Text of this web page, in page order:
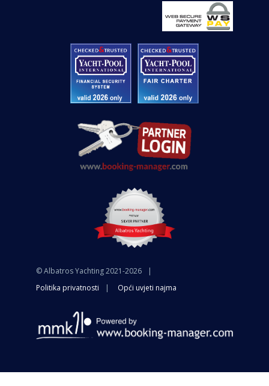
© Albatros Yachting 2021-2026
Politika privatnosti
Opći uvjeti najma